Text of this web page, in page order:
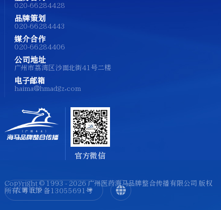
020-66284428
品牌策划
020-66284443
媒介合作
020-66284406
公司地址
广州市荔湾区沙面北街41号二楼
电子邮箱
haima@hmadgz.com
官方微信
友情链接
Copyright © 1993 - 2026 广州医药海马品牌整合传播有限公司 版权
所有.粤 ICP 备13055691号